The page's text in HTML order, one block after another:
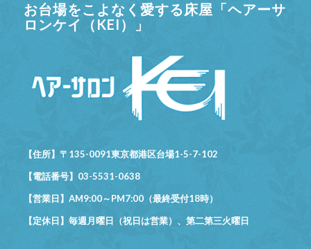
お台場をこよなく愛する床屋「ヘアーサ
ロンケイ（KEI）」
【住所】〒135-0091東京都港区台場1-5-7-102
【電話番号】03-5531-0638
【営業日】AM9:00～PM7:00（最終受付18時）
【定休日】毎週月曜日（祝日は営業）、第二第三火曜日